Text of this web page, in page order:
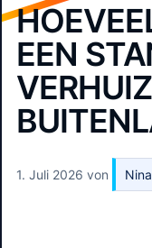
EEN
1. Juli 2026 von